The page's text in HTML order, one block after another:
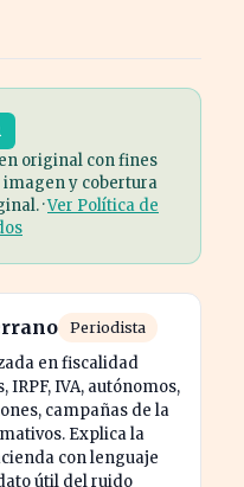
original con fines
y cobertura
·Ver Política de
Periodista
en fiscalidad
IRPF, IVA, autónomos,
campañas de la
Explica la
con lenguaje
útil del ruido